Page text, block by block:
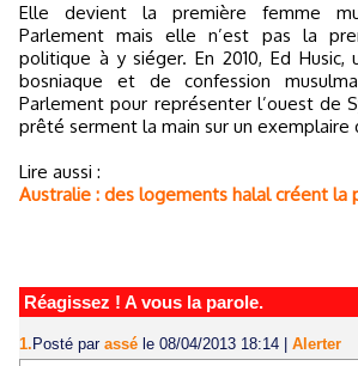
Elle devient la première femme
Parlement mais elle n’est pas la
politique à y siéger. En 2010, Ed Husic,
bosniaque et de confession
Parlement pour représenter l’ouest de
prêté serment la main sur un exemplaire
Lire aussi :
Australie : des logements halal créent la
Réagissez ! A vous la parole.
1. Posté par assé le 08/04/2013 18:14
Alerter